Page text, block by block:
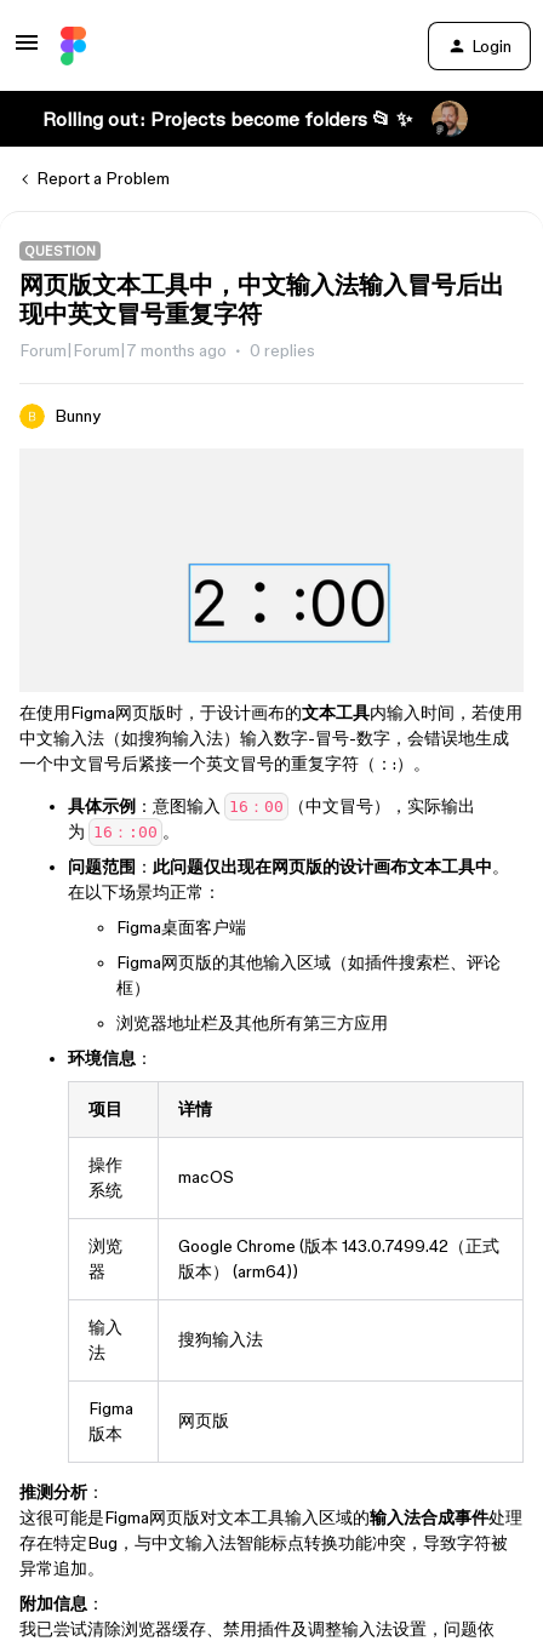
Login
Rolling out: Projects become folders 📂 ✨
Report a Problem
QUESTION
网页版文本工具中，中文输入法输入冒号后出
现中英文冒号重复字符
Forum|Forum|7 months ago 0 replies
Bunny
在使用Figma网页版时，于设计画布的文本工具内输入时间，若使用
中文输入法（如搜狗输入法）输入数字-冒号-数字，会错误地生成
一个中文冒号后紧接一个英文冒号的重复字符（：:）。
具体示例 ：意图输入 16：00
（中文冒号），实际输出
为 16：:00 。
问题范围 ： 此问题仅出现在网页版的设计画布文本工具中。
在以下场景均正常：
Figma桌面客户端
Figma网页版的其他输入区域（如插件搜索栏、评论
框）
浏览器地址栏及其他所有第三方应用
环境信息 ：
项目 详情
操作
系统
macOS
浏览
器
Google Chrome (版本 143.0.7499.42（正式
版本） (arm64))
输入
法
搜狗输入法
Figma
版本
网页版
推测分析：
这很可能是Figma网页版对文本工具输入区域的输入法合成事件处理
存在特定Bug，与中文输入法智能标点转换功能冲突，导致字符被
异常追加。
附加信息 ：
我已尝试清除浏览器缓存、禁用插件及调整输入法设置，问题依